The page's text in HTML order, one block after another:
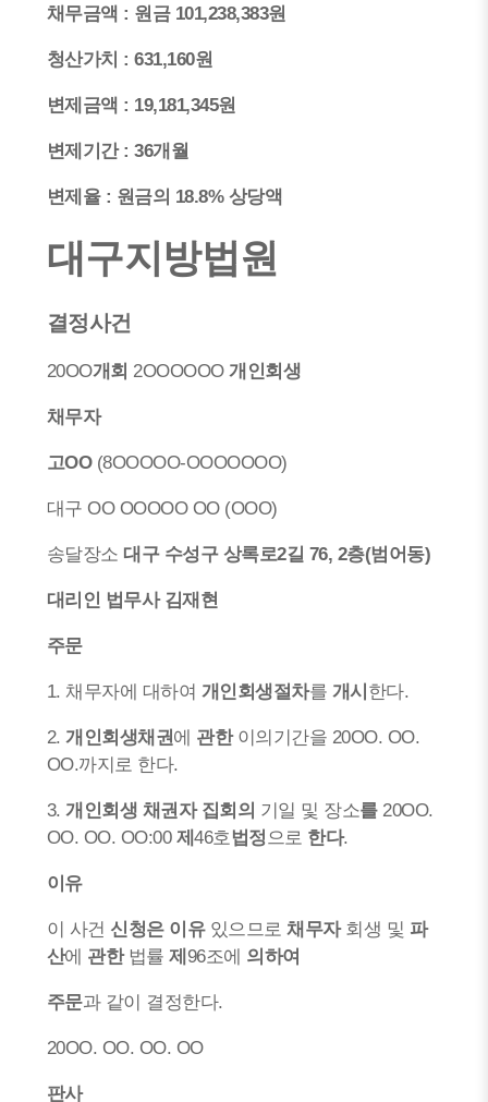
채무금액 : 원금 101,238,383원
청산가치 : 631,160원
변제금액 : 19,181,345원
변제기간 : 36개월
변제율 : 원금의 18.8% 상당액
대구지방법원
결정사건
20OO개회 2OOOOOO개인회생
채무자
고OO (8OOOOO-OOOOOOO)
대구 OO OOOOO OO (OOO)
송달장소 대구 수성구 상록로2길 76, 2층(범어동)
대리인 법무사 김재현
주문
1. 채무자에 대하여 개인회생절차를 개시 한다.
2.개인회생채권 에 관한 이의기간을 20OO. OO.
OO.까지로 한다.
3.개인회생 채권자 집회의 기일 및 장소를 20OO.
OO. OO. OO:00 제46호 법정 으로 한다.
이유
이 사건 신청은 이유 있으므로채무자 회생 및 파
산에 관한 법률제 96조에 의하여
주문과 같이 결정한다.
20OO. OO. OO. OO
판사